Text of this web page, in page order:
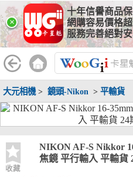
×
十年信譽商品
網購容易價格
服務完善絕對
大元相機 > 鏡頭-Nikon > 平輸貨
收藏
NIKON AF-S Nikkor
焦鏡 平行輸入 平輸貨
線上分期銀行
WooGii 與 綠界 合作，『信用
分期付款』 的配合銀行如下：
分期期數 提供分期之銀
兆豐銀行、合
彰化銀行、上
台灣企銀、台
銀、元大銀行
行、星展銀行